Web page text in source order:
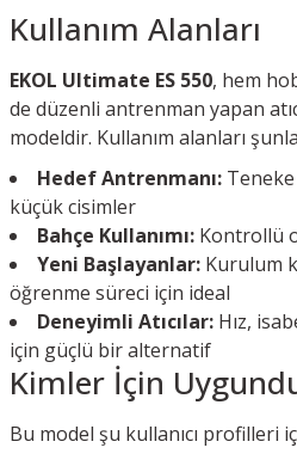
Kullanım Alanları
EKOL Ultimate ES 550, hem
de düzenli antrenman yapan
modeldir. Kullanım alanları
Hedef Antrenmanı:
küçük cisimler
Bahçe Kullanımı: Kontrollü
Yeni Başlayanlar: Kurulum
öğrenme süreci için ideal
Deneyimli Atıcılar: Hız,
için güçlü bir alternatif
Kimler İçin
Bu model şu kullanıcı profilleri